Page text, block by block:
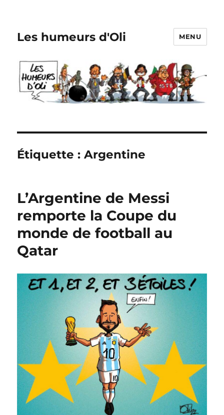
Les humeurs d'Oli MENU
Étiquette :Argentine
L’Argentine de Messi
remporte la Coupe du
monde de football au
Qatar